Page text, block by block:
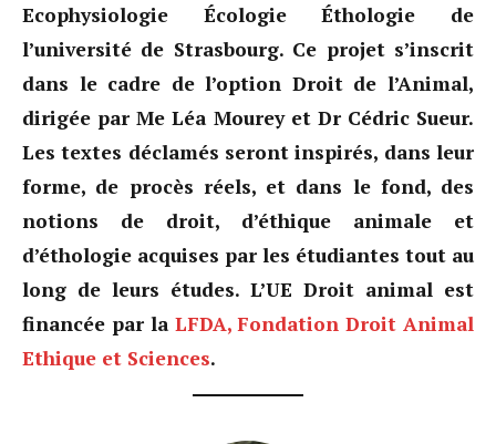
Ecophysiologie Écologie Éthologie de
l’université de Strasbourg. Ce projet s’inscrit
dans le cadre de l’option Droit de l’Animal,
dirigée par Me Léa Mourey et Dr Cédric Sueur.
Les textes déclamés seront inspirés, dans leur
forme, de procès réels, et dans le fond, des
notions de droit, d’éthique animale et
d’éthologie acquises par les étudiantes tout au
long de leurs études. L’UE Droit animal est
financée par la LFDA, Fondation Droit Animal
Ethique et Sciences.